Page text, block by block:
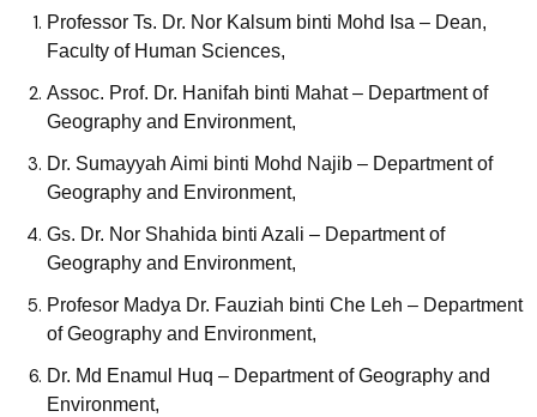
Professor Ts. Dr. Nor Kalsum binti Mohd Isa – Dean,
Faculty of Human Sciences,
Assoc. Prof. Dr. Hanifah binti Mahat – Department of
Geography and Environment,
Dr. Sumayyah Aimi binti Mohd Najib – Department of
Geography and Environment,
Gs. Dr. Nor Shahida binti Azali – Department of
Geography and Environment,
Profesor Madya Dr. Fauziah binti Che Leh – Department
of Geography and Environment,
Dr. Md Enamul Huq – Department of Geography and
Environment,